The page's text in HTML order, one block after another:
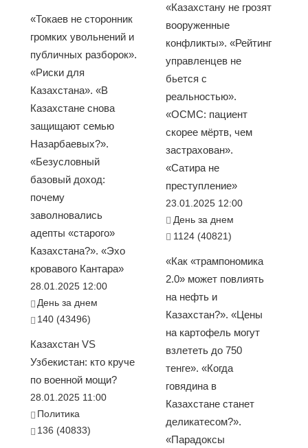
«Токаев не сторонник
громких увольнений и
публичных разборок».
«Риски для
Казахстана». «В
Казахстане снова
защищают семью
Назарбаевых?».
«Безусловный
базовый доход:
почему
заволновались
адепты «старого»
Казахстана?». «Эхо
кровавого Кантара»
28.01.2025 12:00
День за днем
140 (43496)
Казахстан VS
Узбекистан: кто круче
по военной мощи?
28.01.2025 11:00
Политика
136 (40833)
«Казахстану не грозят
вооруженные
конфликты». «Рейтинг
управленцев не
бьется с
реальностью».
«ОСМС: пациент
скорее мёртв, чем
застрахован».
«Сатира не
преступление»
23.01.2025 12:00
День за днем
1124 (40821)
«Как «трампономика
2.0» может повлиять
на нефть и
Казахстан?». «Цены
на картофель могут
взлететь до 750
тенге». «Когда
говядина в
Казахстане станет
деликатесом?».
«Парадоксы